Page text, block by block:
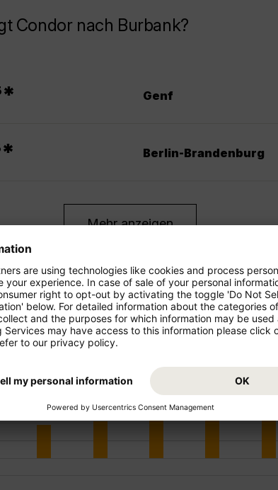
Condor nach Burbank?
* Genf
* Berlin-Brandenburg
Mehr anzeigen
MAI